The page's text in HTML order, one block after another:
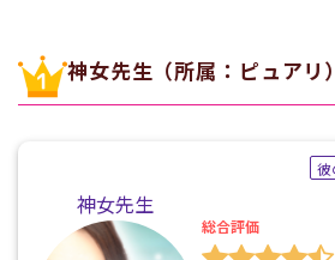
神女先生（所属：ピュアリ）
神女先生
総合評価